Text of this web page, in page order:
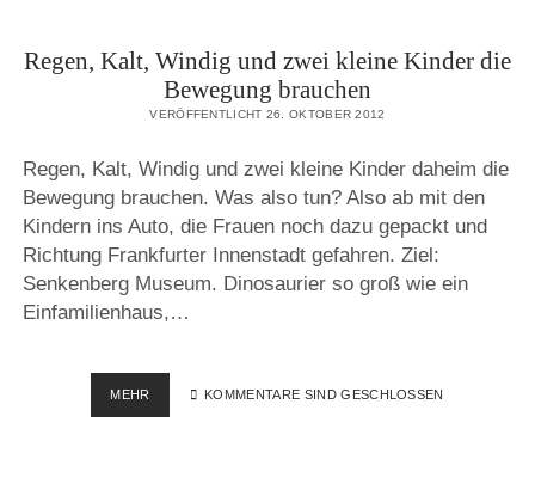
Regen, Kalt, Windig und zwei kleine Kinder die
Bewegung brauchen
VERÖFFENTLICHT 26. OKTOBER 2012
Regen, Kalt, Windig und zwei kleine Kinder daheim die
Bewegung brauchen. Was also tun? Also ab mit den
Kindern ins Auto, die Frauen noch dazu gepackt und
Richtung Frankfurter Innenstadt gefahren. Ziel:
Senkenberg Museum. Dinosaurier so groß wie ein
Einfamilienhaus,…
MEHR REGEN,
KALT,
KOMMENTARE SIND GESCHLOSSEN